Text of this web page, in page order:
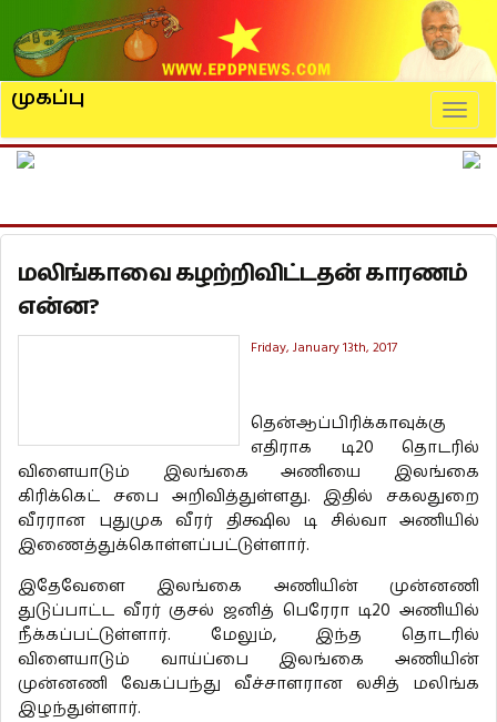
முகப்பு
மலிங்காவை கழற்றிவிட்டதன் காரணம்
என்ன?
Friday, January 13th, 2017
தென்ஆப்பிரிக்காவுக்கு
எதிராக டி20 தொடரில்
விளையாடும் இலங்கை அணியை இலங்கை
கிரிக்கெட் சபை அறிவித்துள்ளது. இதில் சகலதுறை
வீரரான புதுமுக வீரர் திக்ஷில டி சில்வா அணியில்
இணைத்துக்கொள்ளப்பட்டுள்ளார்.
இதேவேளை இலங்கை அணியின் முன்னணி
துடுப்பாட்ட வீரர் குசல் ஜனித் பெரேரா டி20 அணியில்
நீக்கப்பட்டுள்ளார். மேலும், இந்த தொடரில்
விளையாடும் வாய்ப்பை இலங்கை அணியின்
முன்னணி வேகப்பந்து வீச்சாளரான லசித் மலிங்க
இழந்துள்ளார்.